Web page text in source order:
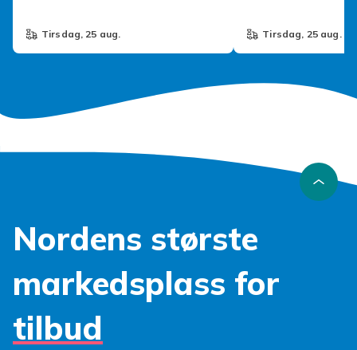
tirsdag, 25 aug. tirsdag, 25 aug.
Nordens største
markedsplass for
tilbud